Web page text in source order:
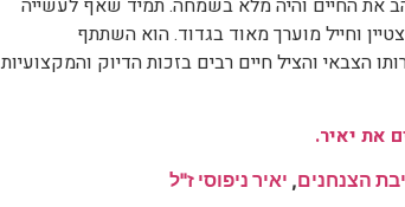
וחייל מוערך מאוד בגדוד. הוא השתתף
הצבאי והציל חיים רבים בזכות הדיוק והמקצועיות
את יאיר.
הצנחנים, יאיר ניפוסי ז"ל